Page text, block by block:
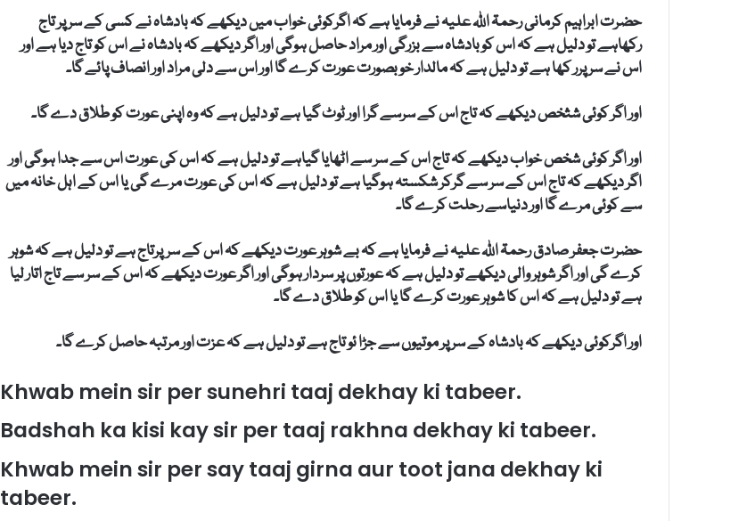
حضرت ابراہیم کرمانی رحمۃ اللہ علیہ نے فرمایا ہے کہ اگرکوئی خواب میں دیکھے کہ بادشاہ نے کسی کے سر پر تاج
رکھاہے تو دلیل ہے کہ اس کو بادشاہ سے بزرگی اور مراد حاصل ہوگی اور اگر دیکھے کہ بادشاہ نے اس کو تاج دیا ہے اور
اس نے سر پرر کھا ہے تو دلیل ہے کہ مالدار خوبصورت عورت کرے گا اور اس سے دلی مراد اور انصاف پائے گا۔
اور اگر کوئی شثخص دیکھے کہ تاج اس کے سرسے گرا اور ٹوٹ گیا ہے تو دلیل ہے کہ وہ اپنی عورت کو طلاق دے گا۔
اور اگر کوئی شخص خواب دیکھے کہ تاج اس کے سر سے اٹھایا گیاہے تو دلیل ہے کہ اس کی عورت اس سے جدا ہوگی اور
اگر دیکھے کہ تاج اس کے سر سے گرکر شکستہ ہوگیا ہے تو دلیل ہے کہ اس کی عورت مرے گی یا اس کے اہل خانہ میں
سے کوئی مرے گا اور دنیاسے رحلت کرے گا۔
حضرت جعفر صادق رحمۃ اللہ علیہ نے فرمایا ہے کہ بے شوہر عورت دیکھے کہ اس کے سرپرتاج ہے تو دلیل ہے کہ شوہر
کرے گی اور اگر شوہر والی دیکھے تو دلیل ہے کہ عورتوں پر سردار ہوگی اور اگر عورت دیکھے کہ اس کے سر سے تاج اتار لیا
ہے تو دلیل ہے کہ اس کا شوہر عورت کرے گا یا اس کو طلاق دے گا۔
اور اگرکوئی دیکھے کہ بادشاہ کے سر پر موتیوں سے جڑا ئو تاج ہے تو دلیل ہے کہ عزت اور مرتبہ حاصل کرے گا۔
Khwab mein sir per sunehri taaj dekhay ki tabeer.
Badshah ka kisi kay sir per taaj rakhna dekhay ki tabeer.
Khwab mein sir per say taaj girna aur toot jana dekhay ki
tabeer.